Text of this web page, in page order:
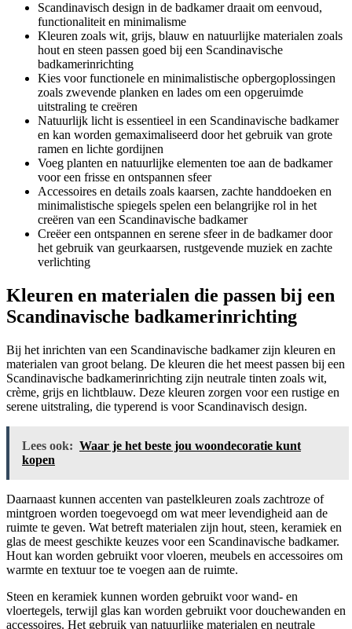
Scandinavisch design in de badkamer draait om eenvoud,
functionaliteit en minimalisme
Kleuren zoals wit, grijs, blauw en natuurlijke materialen zoals
hout en steen passen goed bij een Scandinavische
badkamerinrichting
Kies voor functionele en minimalistische opbergoplossingen
zoals zwevende planken en lades om een opgeruimde
uitstraling te creëren
Natuurlijk licht is essentieel in een Scandinavische badkamer
en kan worden gemaximaliseerd door het gebruik van grote
ramen en lichte gordijnen
Voeg planten en natuurlijke elementen toe aan de badkamer
voor een frisse en ontspannen sfeer
Accessoires en details zoals kaarsen, zachte handdoeken en
minimalistische spiegels spelen een belangrijke rol in het
creëren van een Scandinavische badkamer
Creëer een ontspannen en serene sfeer in de badkamer door
het gebruik van geurkaarsen, rustgevende muziek en zachte
verlichting
Kleuren en materialen die passen bij een
Scandinavische badkamerinrichting
Bij het inrichten van een Scandinavische badkamer zijn kleuren en
materialen van groot belang. De kleuren die het meest passen bij een
Scandinavische badkamerinrichting zijn neutrale tinten zoals wit,
crème, grijs en lichtblauw. Deze kleuren zorgen voor een rustige en
serene uitstraling, die typerend is voor Scandinavisch design.
Lees ook: Waar je het beste jou woondecoratie kunt
kopen
Daarnaast kunnen accenten van pastelkleuren zoals zachtroze of
mintgroen worden toegevoegd om wat meer levendigheid aan de
ruimte te geven. Wat betreft materialen zijn hout, steen, keramiek en
glas de meest geschikte keuzes voor een Scandinavische badkamer.
Hout kan worden gebruikt voor vloeren, meubels en accessoires om
warmte en textuur toe te voegen aan de ruimte.
Steen en keramiek kunnen worden gebruikt voor wand- en
vloertegels, terwijl glas kan worden gebruikt voor douchewanden en
accessoires. Het gebruik van natuurlijke materialen en neutrale